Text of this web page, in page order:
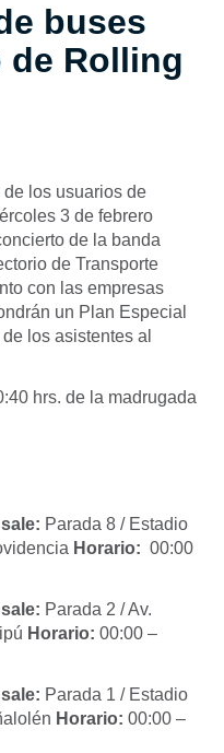
buses
de Rolling
los usuarios de
3 de febrero
de la banda
de Transporte
con las empresas
un Plan Especial
los asistentes al
hrs. de la madrugada
Parada 8 / Estadio
Horario: 00:00
Parada 2 / Av.
Horario: 00:00 –
Parada 1 / Estadio
Horario: 00:00 –